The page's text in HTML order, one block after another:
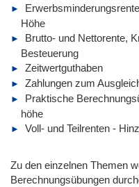
Höhe
Brutto- und Nettorente,
Besteuerung
Zeitwertguthaben
Zahlungen zum
Praktische
höhe
Voll- und Teilrenten -
Zu den einzelnen Themen
Berechnungsübungen